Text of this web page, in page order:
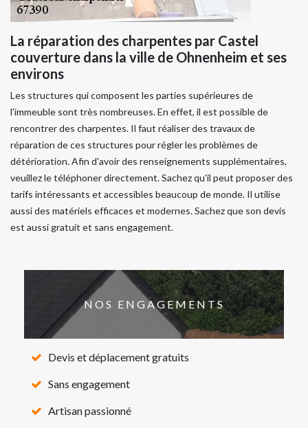
La réparation des charpentes par Castel
couverture dans la ville de Ohnenheim et ses
environs
Les structures qui composent les parties supérieures de
l'immeuble sont très nombreuses. En effet, il est possible de
rencontrer des charpentes. Il faut réaliser des travaux de
réparation de ces structures pour régler les problèmes de
détérioration. Afin d'avoir des renseignements supplémentaires,
veuillez le téléphoner directement. Sachez qu'il peut proposer des
tarifs intéressants et accessibles beaucoup de monde. Il utilise
aussi des matériels efficaces et modernes. Sachez que son devis
est aussi gratuit et sans engagement.
NOS ENGAGEMENTS
Devis et déplacement gratuits
Sans engagement
Artisan passionné